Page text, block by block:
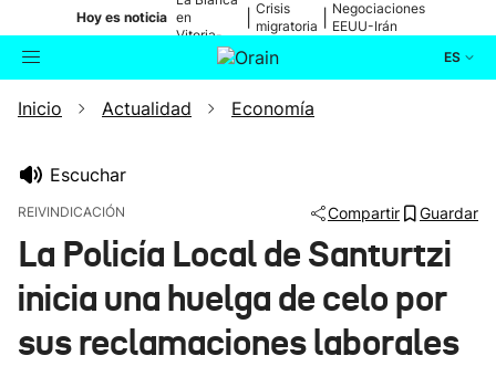
Hoy es noticia en
Vitoria-
Gasteiz
Crisis
migratoria
Negociaciones
EEUU-Irán
ES
Buscador Actualidad
Ikusmiran
Eguraldia
Inicio Actualidad Economía
Escuchar
REIVINDICACIÓN Compartir Guardar
La Policía Local de Santurtzi
inicia una huelga de celo por
sus reclamaciones laborales